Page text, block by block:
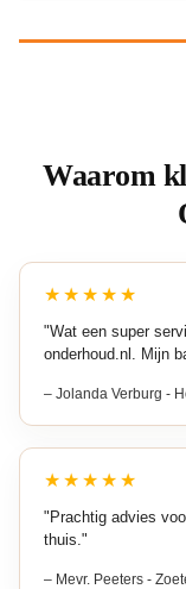
Waarom
★★★★★
"Wat een super
onderhoud.nl. Mijn
– Jolanda Verburg -
★★★★★
"Prachtig advies
thuis."
– Mevr. Peeters -